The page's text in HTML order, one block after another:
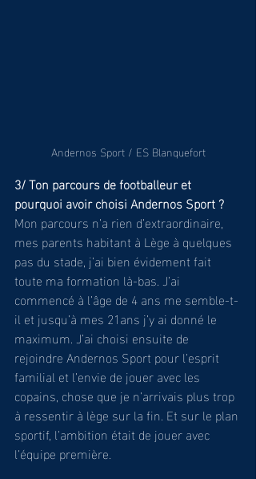
Andernos Sport / ES Blanquefort
3/ Ton parcours de footballeur et
pourquoi avoir choisi Andernos Sport ?
Mon parcours n’a rien d’extraordinaire,
mes parents habitant à Lège à quelques
pas du stade, j’ai bien évidement fait
toute ma formation là-bas. J’ai
commencé à l’âge de 4 ans me semble-t-
il et jusqu’à mes 21ans j’y ai donné le
maximum. J’ai choisi ensuite de
rejoindre Andernos Sport pour l’esprit
familial et l’envie de jouer avec les
copains, chose que je n’arrivais plus trop
à ressentir à lège sur la fin. Et sur le plan
sportif, l’ambition était de jouer avec
l’équipe première.